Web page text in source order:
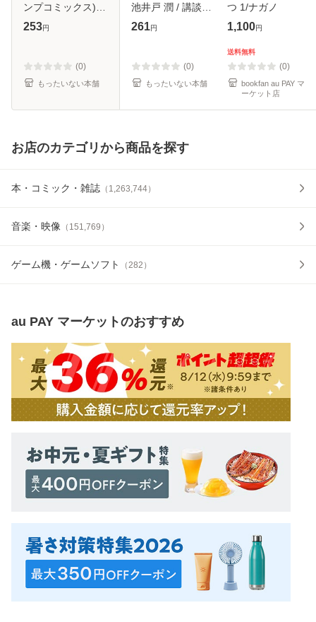
ンプコミックス) /
出水ぽすか、白井
送料無料】
253円
(0)
もったいない本舗
池井戸 潤 / 講談社
[文庫]【メール便送
261円
(0)
もったいない本舗
つ 1/ナガノ
1,100円
送料無料
(0)
bookfan au PAY マ
ーケット店
お店のカテゴリから商品を探す
本・コミック・雑誌 （ 1,263,744）
音楽・映像 （ 151,769 ）
ゲーム機・ゲームソフト （282 ）
au PAY マーケットのおすすめ